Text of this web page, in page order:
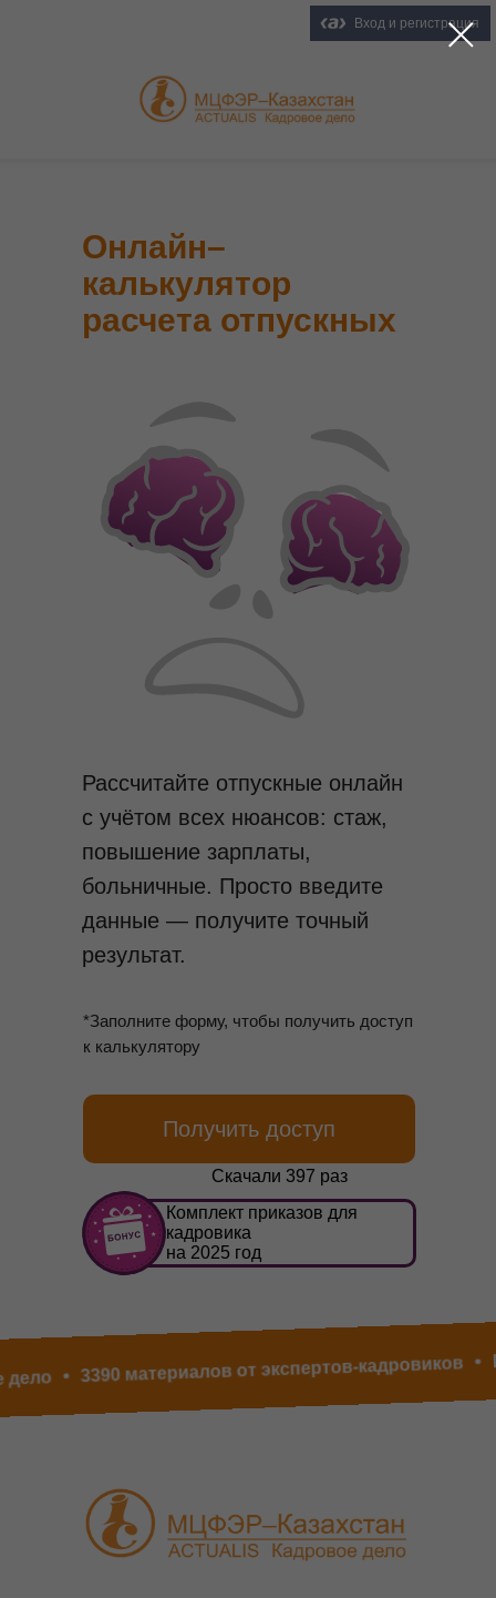
Вход и регистрация
Онлайн–
калькулятор
расчета отпускных
*Заполните форму, чтобы получить доступ
к калькулятору
Рассчитайте отпускные онлайн
с учётом всех нюансов: стаж,
повышение зарплаты,
больничные. Просто введите
данные — получите точный
результат.
Получить доступ
Комплект приказов для
кадровика
на 2025 год
Скачали 397 раз
3390 материалов от экспертов-кадровиков